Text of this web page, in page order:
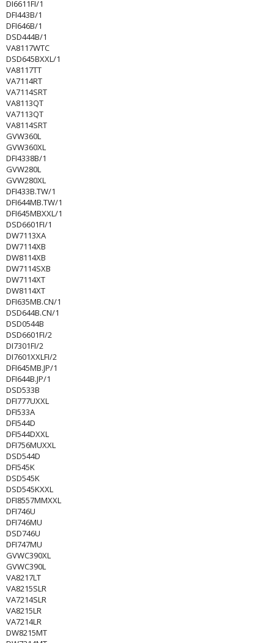
DI6611FI/1
DFI443B/1
DFI646B/1
DSD444B/1
VA8117WTC
DSD645BXXL/1
VA8117TT
VA7114RT
VA7114SRT
VA8113QT
VA7113QT
VA8114SRT
GVW360L
GVW360XL
DFI4338B/1
GVW280L
GVW280XL
DFI433B.TW/1
DFI644MB.TW/1
DFI645MBXXL/1
DSD6601FI/1
DW7113XA
DW7114XB
DW8114XB
DW7114SXB
DW7114XT
DW8114XT
DFI635MB.CN/1
DSD644B.CN/1
DSD0544B
DSD6601FI/2
DI7301FI/2
DI7601XXLFI/2
DFI645MB.JP/1
DFI644B.JP/1
DSD533B
DFI777UXXL
DFI533A
DFI544D
DFI544DXXL
DFI756MUXXL
DSD544D
DFI545K
DSD545K
DSD545KXXL
DFI8557MMXXL
DFI746U
DFI746MU
DSD746U
DFI747MU
GVWC390XL
GVWC390L
VA8217LT
VA8215SLR
VA7214SLR
VA8215LR
VA7214LR
DW8215MT